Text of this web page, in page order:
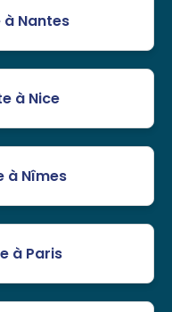
Nantes
à Nice
à Nîmes
à Paris